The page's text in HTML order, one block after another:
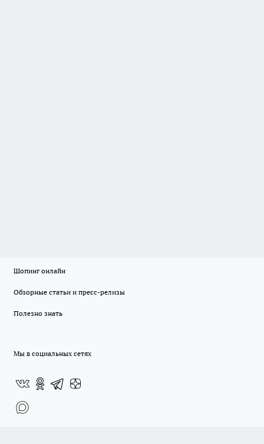
Шопинг онлайн
Обзорные статьи и пресс-релизы
Полезно знать
Мы в социальных сетях